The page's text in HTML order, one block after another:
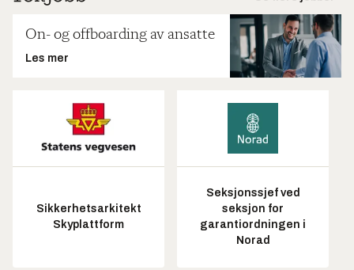
On- og offboarding av ansatte
Les mer
Sikkerhetsarkitekt
Skyplattform
Seksjonssjef ved
seksjon for
garantiordningen i
Norad